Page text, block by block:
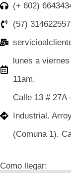
(+ 602)
(57)
lunes a
11am.
Calle 13 # 27A
Industrial.
(Comuna 1).
Como llegar: